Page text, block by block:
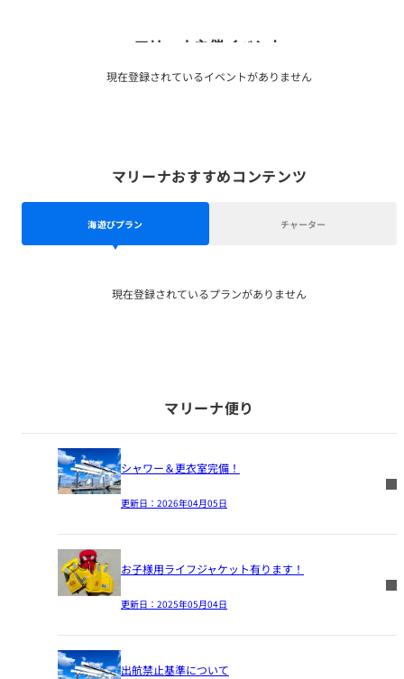
マリーナ主催イベント
現在登録されているイベントがありません
マリーナおすすめコンテンツ
海遊びプラン チャーター
現在登録されているプランがありません
マリーナ便り
シャワー＆更衣室完備！
更新日： 2026年04月05日
お子様用ライフジャケット有ります！
更新日： 2025年05月04日
出航禁止基準について